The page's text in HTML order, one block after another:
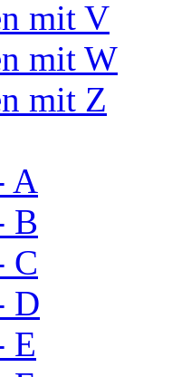
mit V
mit W
mit Z
A
B
C
D
E